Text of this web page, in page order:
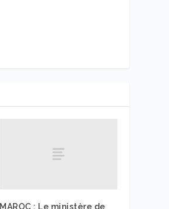
MAROC : Le ministère de